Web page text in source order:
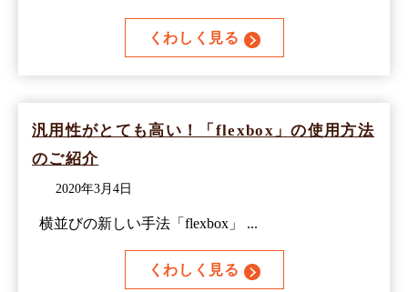
くわしく見る
汎用性がとても高い！「flexbox」の使用方法
のご紹介
2020年3月4日
横並びの新しい手法「flexbox」 ...
くわしく見る